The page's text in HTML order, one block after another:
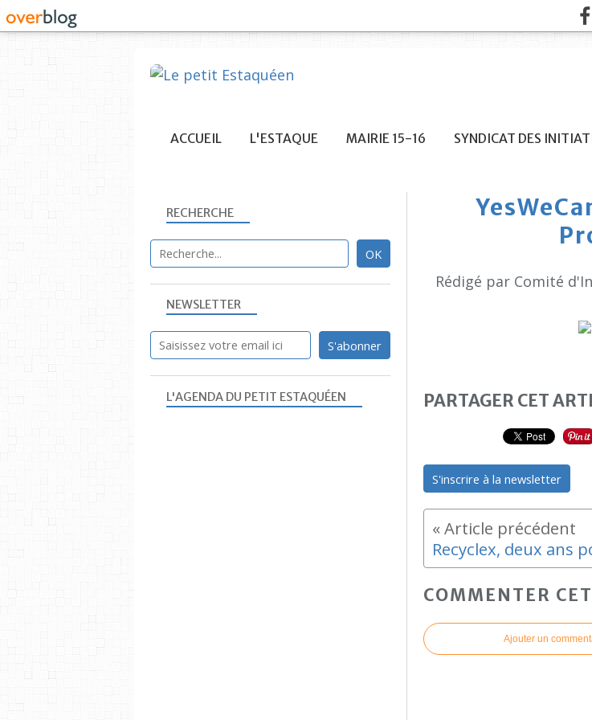
ACCUEIL L'ESTAQUE MAIRIE 15-16 SYNDICAT DES
Rédigé par Comité
PARTAGER CET
S'inscrire à la newsletter
COMMENTER
Ajouter un
NEWSLETTER
RECHERCHE
L'AGENDA DU PETIT ESTAQUÉEN